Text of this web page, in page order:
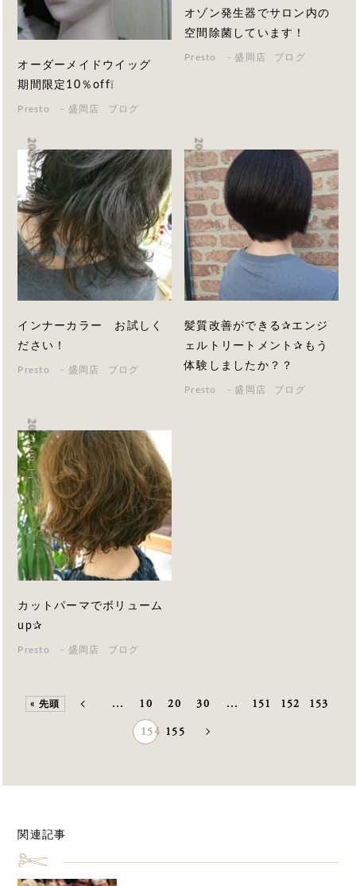
オーダーメイドウイッグ
期間限定10％off❕
Presto - 盛岡店 ブログ
オゾン発生器でサロン内の
空間除菌しています！
Presto - 盛岡店 ブログ
2021.10.20
インナーカラー お試しく
ださい！
Presto - 盛岡店 ブログ
2021.10.13
髪質改善ができる✰エンジ
ェルトリートメント✰もう
体験しましたか？？
Presto - 盛岡店 ブログ
2021.09.14
カットパーマでボリューム
up✰
Presto - 盛岡店 ブログ
« 先頭 « ... 10 20 30 ... 151 152
153
154 155 »
関連記事